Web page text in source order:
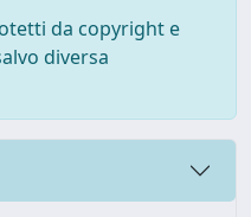
da copyright e
diversa